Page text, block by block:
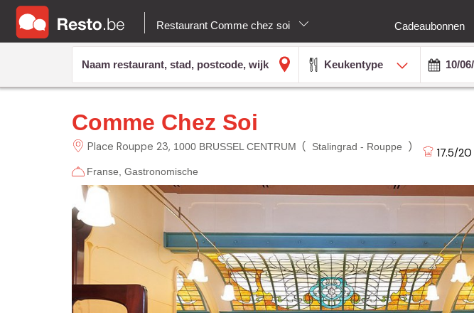
Restaurant Comme chez soi Cadeaubonnen
Keukentype
Comme Chez Soi
Place Rouppe 23 1000 BRUSSEL CENTRUM ( Stalingrad - Rouppe ) 17.5/20
Franse Gastronomische